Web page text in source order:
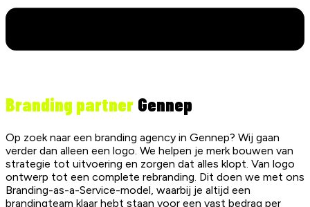
Branding partner Gennep
Op zoek naar een branding agency in Gennep? Wij gaan
verder dan alleen een logo. We helpen je merk bouwen van
strategie tot uitvoering en zorgen dat alles klopt. Van logo
ontwerp tot een complete rebranding. Dit doen we met ons
Branding-as-a-Service-model, waarbij je altijd een
brandingteam klaar hebt staan voor een vast bedrag per